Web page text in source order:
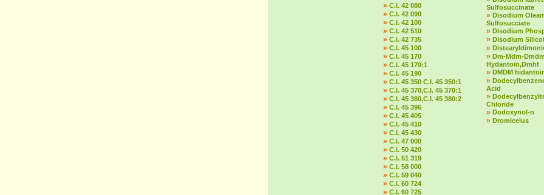
» C.I. 42 080
» C.I. 42 090
» C.I. 42 100
» C.I. 42 510
» C.I. 42 735
» C.I. 45 100
» C.I. 45 170
» C.I. 45 170:1
» C.I. 45 190
» C.I. 45 350 C.I. 45 350:1
» C.I. 45 370,C.I. 45 370:1
» C.I. 45 380,C.I. 45 380:2
» C.I. 45 396
» C.I. 45 405
» C.I. 45 410
» C.I. 45 430
» C.I. 47 000
» C.I. 50 420
» C.I. 51 319
» C.I. 58 000
» C.I. 59 040
» C.I. 60 724
» C.I. 60 725
Sulfosuccinate
» Disodium
Sulfosucciate
» Disodium
» Disodium
»
» Dm-Mdm-
Hydantoin,Dmhf
» DMDM
»
Acid
»
Chloride
» Dodoxynol-n
» Dromiceius